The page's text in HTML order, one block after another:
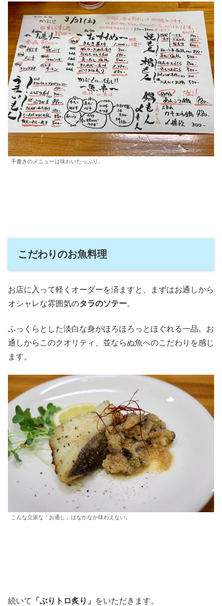
手書きのメニューは味わいたっぷり。
こだわりのお魚料理
お店に入って軽くオーダーを済ますと、まずはお通しから
オシャレな雰囲気のタラのソテー。
ふっくらとした淡白な身がほろほろっとほぐれる一品。お
通しからこのクオリティ、並ならぬ魚へのこだわりを感じ
ます。
こんな立派な「お通し」はなかなか味わえない。
続いて 「ぶりトロ炙り」 をいただきます。